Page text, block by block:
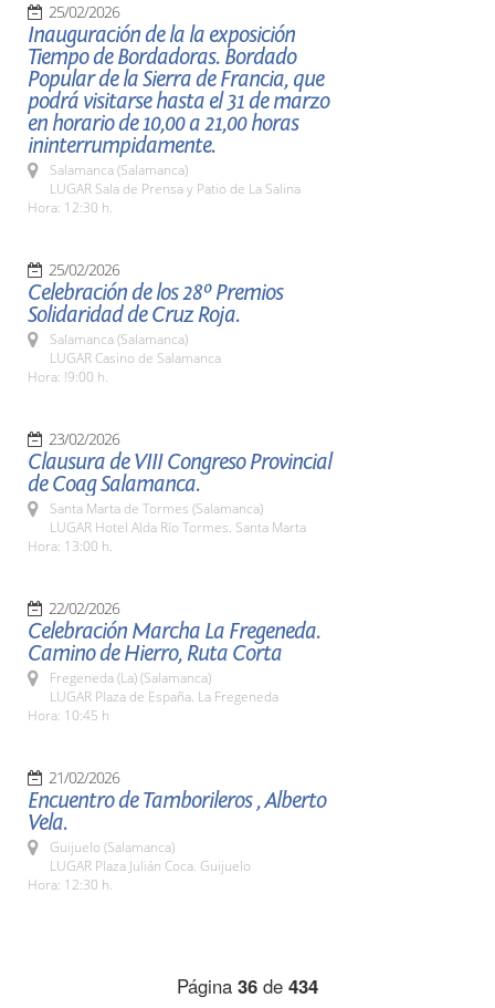
25/02/2026
Inauguración de la la exposición
Tiempo de Bordadoras. Bordado
Popular de la Sierra de Francia, que
podrá visitarse hasta el 31 de marzo
en horario de 10,00 a 21,00 horas
ininterrumpidamente.
Salamanca (Salamanca)
LUGAR Sala de Prensa y Patio de La Salina
Hora: 12:30 h.
25/02/2026
Celebración de los 28º Premios
Solidaridad de Cruz Roja.
Salamanca (Salamanca)
LUGAR Casino de Salamanca
Hora: !9:00 h.
23/02/2026
Clausura de VIII Congreso Provincial
de Coag Salamanca.
Santa Marta de Tormes (Salamanca)
LUGAR Hotel Alda Río Tormes. Santa Marta
Hora: 13:00 h.
22/02/2026
Celebración Marcha La Fregeneda.
Camino de Hierro, Ruta Corta
Fregeneda (La) (Salamanca)
LUGAR Plaza de España. La Fregeneda
Hora: 10:45 h
21/02/2026
Encuentro de Tamborileros , Alberto
Vela.
Guijuelo (Salamanca)
LUGAR Plaza Julián Coca. Guijuelo
Hora: 12:30 h.
Página 36 de 434